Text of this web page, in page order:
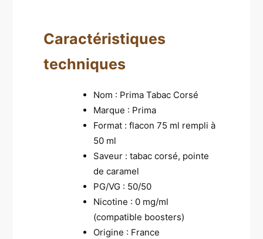
Caractéristiques
techniques
Nom : Prima Tabac Corsé
Marque : Prima
Format : flacon 75 ml rempli à
50 ml
Saveur : tabac corsé, pointe
de caramel
PG/VG : 50/50
Nicotine : 0 mg/ml
(compatible boosters)
Origine : France